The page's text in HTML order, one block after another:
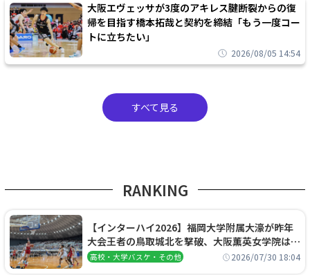
大阪エヴェッサが3度のアキレス腱断裂からの復
帰を目指す橋本拓哉と契約を締結「もう一度コー
トに立ちたい」
2026/08/05 14:54
すべて見る
RANKING
【インターハイ2026】福岡大学附属大濠が昨年
大会王者の鳥取城北を撃破、大阪薫英女学院は岐
阜女子に完勝、大会3日目試合結果
高校・大学バスケ・その他 2026/07/30 18:04